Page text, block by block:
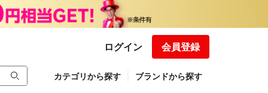
ログイン 会員登録
カテゴリから探す ブランドから探す